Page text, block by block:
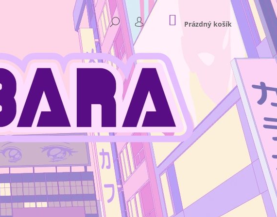
HLEDAT
PŘIHLÁŠENÍ
NÁKUPNÍ
KOŠÍK
Prázdný košík
ONE PIECE - MONKEY D. LUFFY GEAR 4